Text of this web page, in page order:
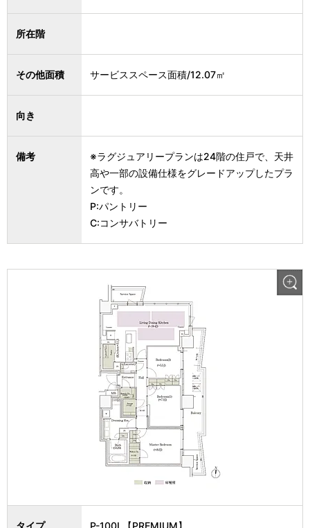
所在階
その他面積 サービススペース面積/12.07㎡
向き
備考
※ラグジュアリープランは24階の住戸で、天井
高や一部の設備仕様をグレードアップしたプラ
ンです。
P:パントリー
C:コンサバトリー